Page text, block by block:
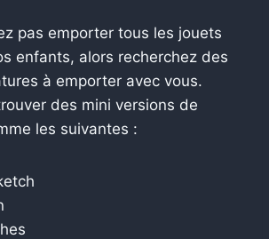
pas emporter tous les jouets
enfants, alors recherchez des
à emporter avec vous.
des mini versions de
les suivantes :